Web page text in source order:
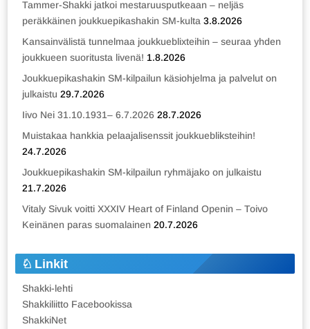
Tammer-Shakki jatkoi mestaruusputkeaan – neljäs
peräkkäinen joukkuepikashakin SM-kulta 3.8.2026
Kansainvälistä tunnelmaa joukkueblixteihin – seuraa yhden
joukkueen suoritusta livenä! 1.8.2026
Joukkuepikashakin SM-kilpailun käsiohjelma ja palvelut on
julkaistu 29.7.2026
Iivo Nei 31.10.1931– 6.7.2026 28.7.2026
Muistakaa hankkia pelaajalisenssit joukkuebliksteihin!
24.7.2026
Joukkuepikashakin SM-kilpailun ryhmäjako on julkaistu
21.7.2026
Vitaly Sivuk voitti XXXIV Heart of Finland Openin – Toivo
Keinänen paras suomalainen 20.7.2026
Linkit
Shakki-lehti
Shakkiliitto Facebookissa
ShakkiNet